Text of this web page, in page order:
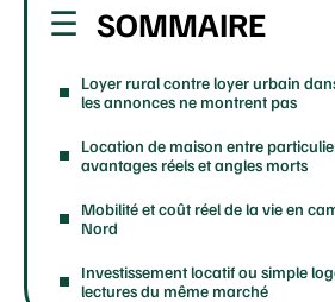
SOMMAIRE
Loyer rural contre loyer urbain
les annonces ne montrent pas
Location de maison entre
avantages réels et angles morts
Mobilité et coût réel de la vie en
Nord
Investissement locatif ou simple
lectures du même marché